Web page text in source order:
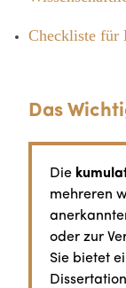
Checkliste für
Das
Die
mehreren
oder zur
Sie bietet